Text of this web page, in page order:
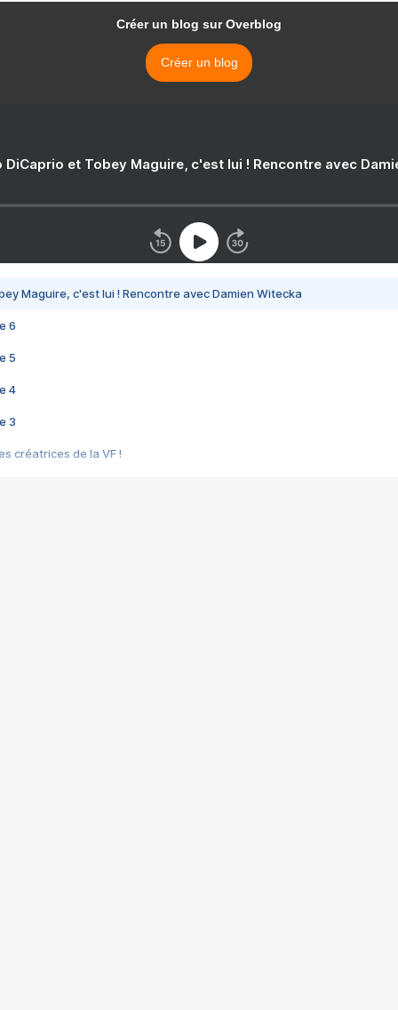
Créer un blog sur Overblog
Créer un blog
DiCaprio et Tobey Maguire, c'est lui ! Rencontre avec
Maguire, c'est lui ! Rencontre avec Damien Witecka
6
5
4
3
créatrices de la VF !